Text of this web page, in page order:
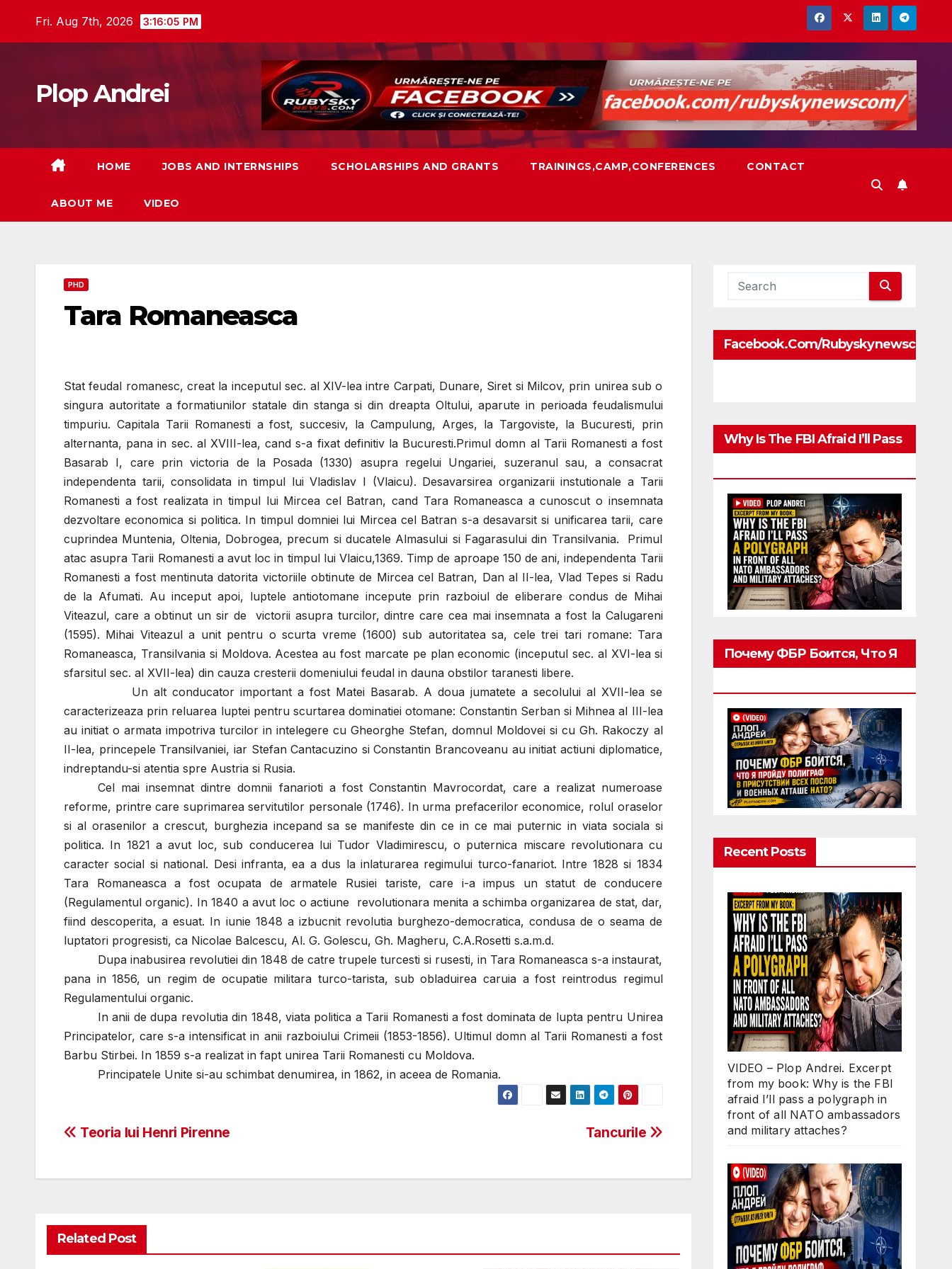
Fri. Aug 7th, 2026 3:16:06 PM
Plop Andrei
HOME JOBS AND INTERNSHIPS SCHOLARSHIPS AND GRANTS TRAININGS,CAMP,CONFERENCES CONTACT
ABOUT ME VIDEO
PHD
Tara Romaneasca
Stat feudal romanesc, creat la inceputul sec. al XIV-lea intre Carpati, Dunare, Siret si Milcov, prin unirea sub o
singura autoritate a formatiunilor statale din stanga si din dreapta Oltului, aparute in perioada feudalismului
timpuriu. Capitala Tarii Romanesti a fost, succesiv, la Campulung, Arges, la Targoviste, la Bucuresti, prin
alternanta, pana in sec. al XVIII-lea, cand s-a fixat definitiv la Bucuresti.Primul domn al Tarii Romanesti a fost
Basarab I, care prin victoria de la Posada (1330) asupra regelui Ungariei, suzeranul sau, a consacrat
independenta tarii, consolidata in timpul lui Vladislav I (Vlaicu). Desavarsirea organizarii instutionale a Tarii
Romanesti a fost realizata in timpul lui Mircea cel Batran, cand Tara Romaneasca a cunoscut o insemnata
dezvoltare economica si politica. In timpul domniei lui Mircea cel Batran s-a desavarsit si unificarea tarii, care
cuprindea Muntenia, Oltenia, Dobrogea, precum si ducatele Almasului si Fagarasului din Transilvania. Primul
atac asupra Tarii Romanesti a avut loc in timpul lui Vlaicu,1369. Timp de aproape 150 de ani, independenta Tarii
Romanesti a fost mentinuta datorita victoriile obtinute de Mircea cel Batran, Dan al II-lea, Vlad Tepes si Radu
de la Afumati. Au inceput apoi, luptele antiotomane incepute prin razboiul de eliberare condus de Mihai
Viteazul, care a obtinut un sir de victorii asupra turcilor, dintre care cea mai insemnata a fost la Calugareni
(1595). Mihai Viteazul a unit pentru o scurta vreme (1600) sub autoritatea sa, cele trei tari romane: Tara
Romaneasca, Transilvania si Moldova. Acestea au fost marcate pe plan economic (inceputul sec. al XVI-lea si
sfarsitul sec. al XVII-lea) din cauza cresterii domeniului feudal in dauna obstilor taranesti libere.
Un alt conducator important a fost Matei Basarab. A doua jumatete a secolului al XVII-lea se
caracterizeaza prin reluarea luptei pentru scurtarea dominatiei otomane: Constantin Serban si Mihnea al III-lea
au initiat o armata impotriva turcilor in intelegere cu Gheorghe Stefan, domnul Moldovei si cu Gh. Rakoczy al
II-lea, princepele Transilvaniei, iar Stefan Cantacuzino si Constantin Brancoveanu au initiat actiuni diplomatice,
indreptandu-si atentia spre Austria si Rusia.
Cel mai insemnat dintre domnii fanarioti a fost Constantin Mavrocordat, care a realizat numeroase
reforme, printre care suprimarea servitutilor personale (1746). In urma prefacerilor economice, rolul oraselor
si al orasenilor a crescut, burghezia incepand sa se manifeste din ce in ce mai puternic in viata sociala si
politica. In 1821 a avut loc, sub conducerea lui Tudor Vladimirescu, o puternica miscare revolutionara cu
caracter social si national. Desi infranta, ea a dus la inlaturarea regimului turco-fanariot. Intre 1828 si 1834
Tara Romaneasca a fost ocupata de armatele Rusiei tariste, care i-a impus un statut de conducere
(Regulamentul organic). In 1840 a avut loc o actiune revolutionara menita a schimba organizarea de stat, dar,
fiind descoperita, a esuat. In iunie 1848 a izbucnit revolutia burghezo-democratica, condusa de o seama de
luptatori progresisti, ca Nicolae Balcescu, Al. G. Golescu, Gh. Magheru, C.A.Rosetti s.a.m.d.
Dupa inabusirea revolutiei din 1848 de catre trupele turcesti si rusesti, in Tara Romaneasca s-a instaurat,
pana in 1856, un regim de ocupatie militara turco-tarista, sub obladuirea caruia a fost reintrodus regimul
Regulamentului organic.
In anii de dupa revolutia din 1848, viata politica a Tarii Romanesti a fost dominata de lupta pentru Unirea
Principatelor, care s-a intensificat in anii razboiului Crimeii (1853-1856). Ultimul domn al Tarii Romanesti a fost
Barbu Stirbei. In 1859 s-a realizat in fapt unirea Tarii Romanesti cu Moldova.
Principatele Unite si-au schimbat denumirea, in 1862, in aceea de Romania.
Post
Tancurile
Teoria lui Henri Pirenne
Related Post
Facebook.com/rubyskynewscom
Why Is The FBI Afraid I’ll Pass
Почему ФБР Боится, Что Я
Recent Posts
VIDEO – Plop Andrei. Excerpt
from my book: Why is the FBI
afraid I’ll pass a polygraph in
front of all NATO ambassadors
and military attaches?